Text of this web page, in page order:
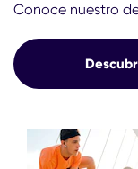
Conoce nuestro